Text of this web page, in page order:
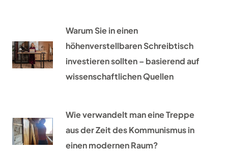
Warum Sie in einen
höhenverstellbaren Schreibtisch
investieren sollten – basierend auf
wissenschaftlichen Quellen
Wie verwandelt man eine Treppe
aus der Zeit des Kommunismus in
einen modernen Raum?